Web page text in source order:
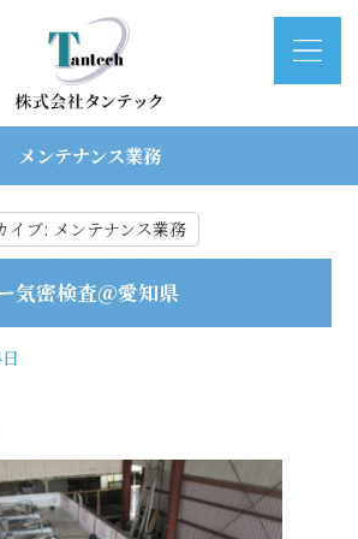
メンテナンス業務
イブ: メンテナンス業務
気密検査＠愛知県